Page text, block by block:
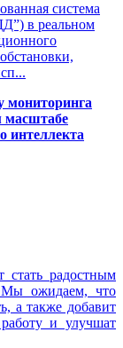
система
в реальном
масштабе
интеллекта
стать радостным
Мы ожидаем, что
а также добавит
и улучшат